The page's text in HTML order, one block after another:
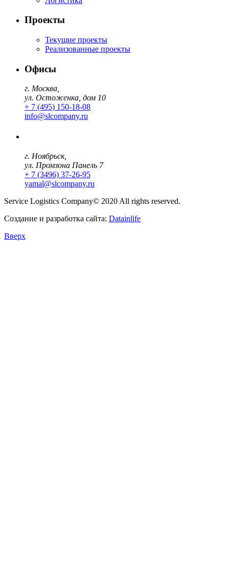
Проекты
Текущие проекты
Реализованные проекты
Офисы
г. Москва,
ул. Остоженка, дом 10
+ 7 (495) 150-18-08
info@slcompany.ru
г. Ноябрьск,
ул. Промзона Панель 7
+ 7 (3496) 37-26-95
yamal@slcompany.ru
Service Logistics Company© 2020 All rights reserved.
Создание и разработка сайта: Datainlife
Вверх